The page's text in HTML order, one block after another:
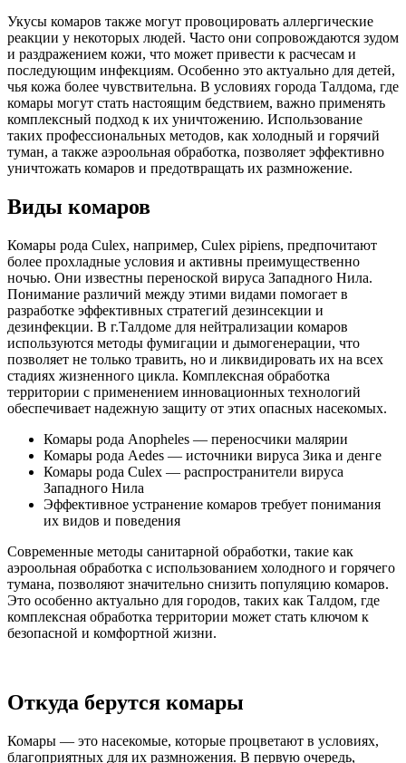
Укусы комаров также могут провоцировать аллергические
реакции у некоторых людей. Часто они сопровождаются зудом
и раздражением кожи, что может привести к расчесам и
последующим инфекциям. Особенно это актуально для детей,
чья кожа более чувствительна. В условиях города Талдома, где
комары могут стать настоящим бедствием, важно применять
комплексный подход к их уничтожению. Использование
таких профессиональных методов, как холодный и горячий
туман, а также аэроольная обработка, позволяет эффективно
уничтожать комаров и предотвращать их размножение.
Виды комаров
Комары рода Culex, например, Culex pipiens, предпочитают
более прохладные условия и активны преимущественно
ночью. Они известны переноской вируса Западного Нила.
Понимание различий между этими видами помогает в
разработке эффективных стратегий дезинсекции и
дезинфекции. В г.Талдоме для нейтрализации комаров
используются методы фумигации и дымогенерации, что
позволяет не только травить, но и ликвидировать их на всех
стадиях жизненного цикла. Комплексная обработка
территории с применением инновационных технологий
обеспечивает надежную защиту от этих опасных насекомых.
Комары рода Anopheles — переносчики малярии
Комары рода Aedes — источники вируса Зика и денге
Комары рода Culex — распространители вируса
Западного Нила
Эффективное устранение комаров требует понимания
их видов и поведения
Современные методы санитарной обработки, такие как
аэроольная обработка с использованием холодного и горячего
тумана, позволяют значительно снизить популяцию комаров.
Это особенно актуально для городов, таких как Талдом, где
комплексная обработка территории может стать ключом к
безопасной и комфортной жизни.
Откуда берутся комары
Комары — это насекомые, которые процветают в условиях,
благоприятных для их размножения. В первую очередь,